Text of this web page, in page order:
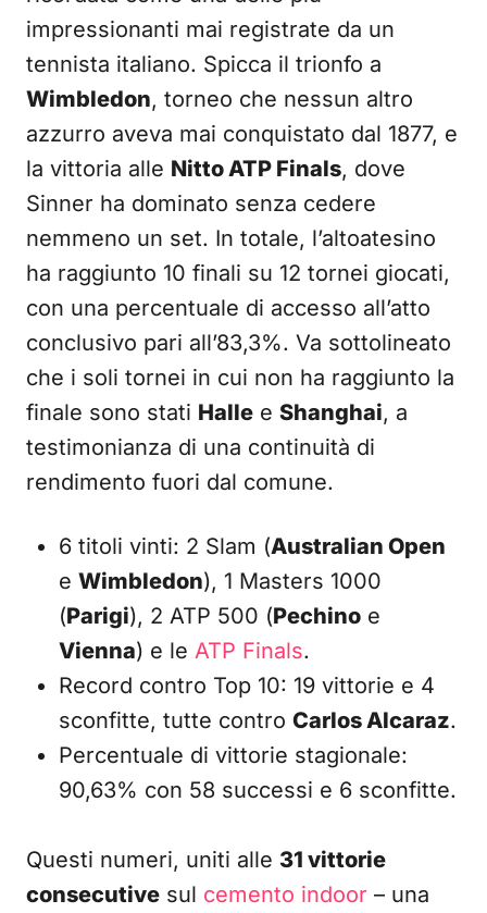
impressionanti mai registrate da un
tennista italiano. Spicca il trionfo a
Wimbledon, torneo che nessun altro
azzurro aveva mai conquistato dal 1877, e
la vittoria alle Nitto ATP Finals, dove
Sinner ha dominato senza cedere
nemmeno un set. In totale, l’altoatesino
ha raggiunto 10 finali su 12 tornei giocati,
con una percentuale di accesso all’atto
conclusivo pari all’83,3%. Va sottolineato
che i soli tornei in cui non ha raggiunto la
finale sono stati Halle e Shanghai, a
testimonianza di una continuità di
rendimento fuori dal comune.
6 titoli vinti: 2 Slam (Australian Open
e Wimbledon), 1 Masters 1000
(Parigi), 2 ATP 500 (Pechino e
Vienna) e le ATP Finals.
Record contro Top 10: 19 vittorie e 4
sconfitte, tutte contro Carlos Alcaraz.
Percentuale di vittorie stagionale:
90,63% con 58 successi e 6 sconfitte.
Questi numeri, uniti alle 31 vittorie
consecutive sul cemento indoor – una